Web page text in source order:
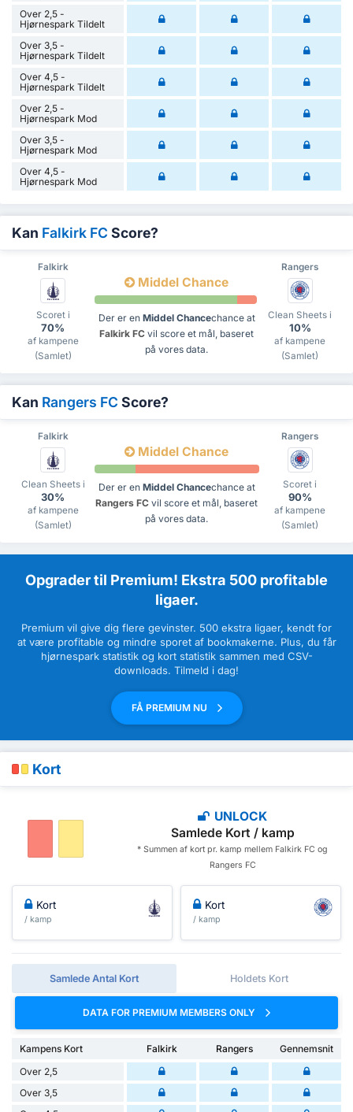
Over 2,5 -
Hjørnespark Tildelt
Over 3,5 -
Hjørnespark Tildelt
Over 4,5 -
Hjørnespark Tildelt
Over 2,5 -
Hjørnespark Mod
Over 3,5 -
Hjørnespark Mod
Over 4,5 -
Hjørnespark Mod
Kan Falkirk FC Score?
Falkirk Rangers
Scoret i
70%
af kampene
(Samlet)
Middel Chance
Der er en Middel Chancechance at
Falkirk FC vil score et mål, baseret
på vores data.
Clean Sheets i
10%
af kampene
(Samlet)
Kan Rangers FC Score?
Falkirk Rangers
Clean Sheets i
30%
af kampene
(Samlet)
Middel Chance
Der er en Middel Chancechance at
Rangers FC vil score et mål, baseret
på vores data.
Scoret i
90%
af kampene
(Samlet)
Opgrader til Premium! Ekstra 500 profitable
ligaer.
Premium vil give dig flere gevinster. 500 ekstra ligaer, kendt for
at være profitable og mindre sporet af bookmakerne. Plus, du får
hjørnespark statistik og kort statistik sammen med CSV-
downloads. Tilmeld i dag!
FÅ PREMIUM NU
Kort
UNLOCK
Samlede Kort / kamp
* Summen af ​​kort pr. kamp mellem Falkirk FC og
Rangers FC
Kort
/ kamp
Kort
/ kamp
Samlede Antal Kort Holdets Kort
DATA FOR PREMIUM MEMBERS ONLY
Kampens Kort Falkirk Rangers
Gennemsnit
Over 2,5
Over 3,5